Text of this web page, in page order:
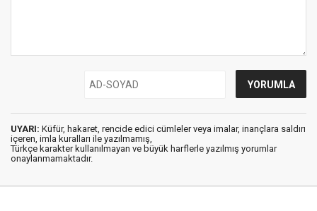
UYARI: Küfür, hakaret, rencide edici cümleler veya imalar, inançlara saldırı
içeren, imla kuralları ile yazılmamış,
Türkçe karakter kullanılmayan ve büyük harflerle yazılmış yorumlar
onaylanmamaktadır.